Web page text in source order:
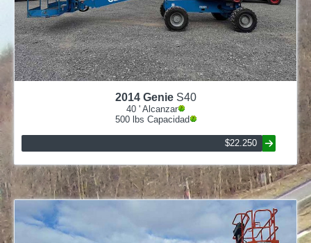
2014 Genie S40
40 ' Alcanzar
500lbs Capacidad
$22.250